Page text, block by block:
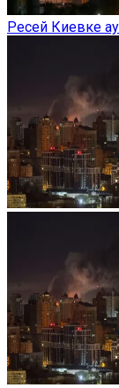
Ресей Киевке